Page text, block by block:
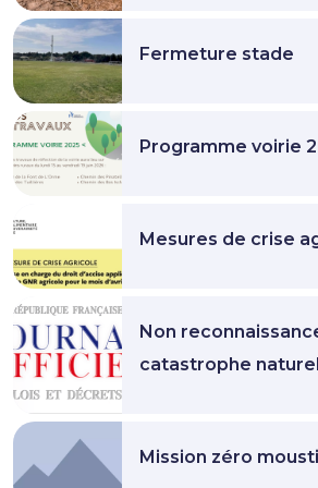
Fermeture stade
Programme voirie
Mesures de crise
Non
catastrophe
Mission zéro